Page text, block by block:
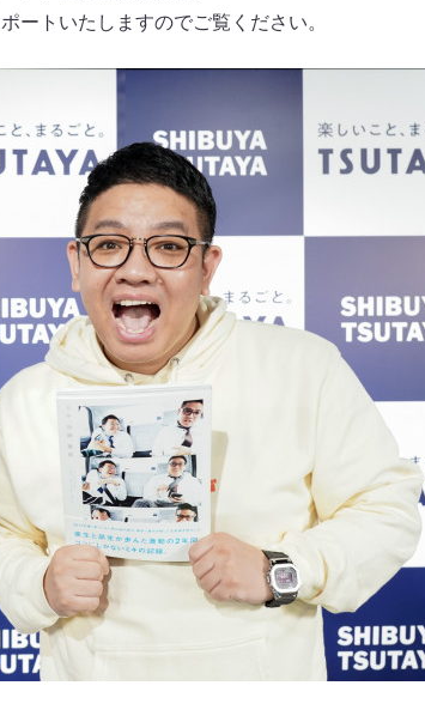
ートいたしますのでご覧ください。